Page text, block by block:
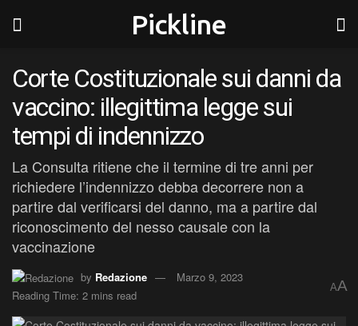
Pickline
Corte Costituzionale sui danni da
vaccino: illegittima legge sui
tempi di indennizzo
La Consulta ritiene che il termine di tre anni per
richiedere l’indennizzo debba decorrere non a
partire dal verificarsi del danno, ma a partire dal
riconoscimento del nesso causale con la
vaccinazione
by Redazione
Marzo 9, 2023
Reading Time: 2 mins read
AA